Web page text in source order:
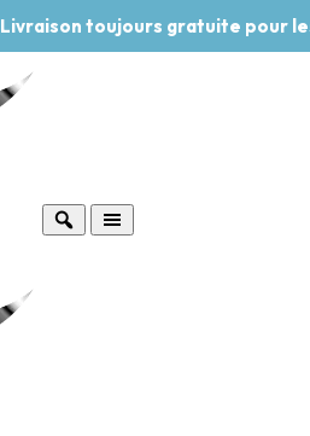
Livraison toujours gratuite pour